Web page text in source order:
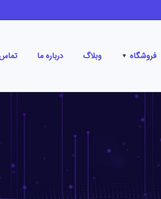
فروشگاه وبلاگ درباره ما